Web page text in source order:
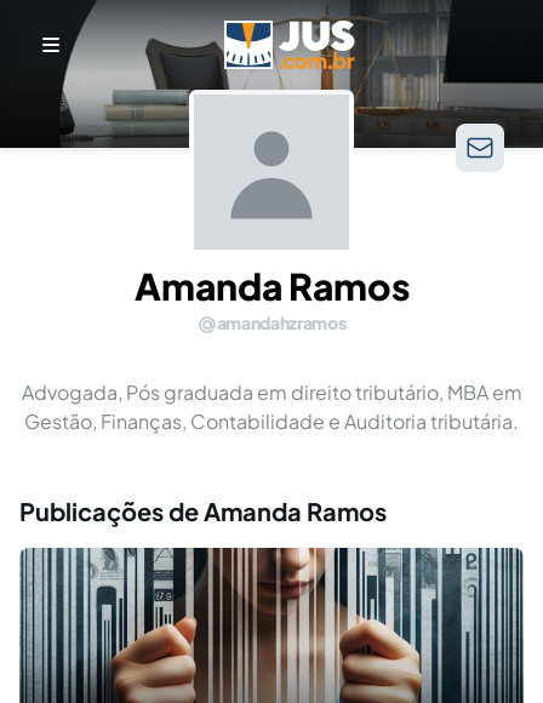
Amanda Ramos
amandahzramos
Advogada, Pós graduada em direito tributário, MBA em
Gestão, Finanças, Contabilidade e Auditoria tributária.
Publicações de Amanda Ramos